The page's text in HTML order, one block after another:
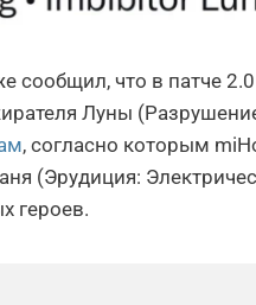
сообщил, что в патче
Луны
, согласно которым
(Эрудиция:
героев.